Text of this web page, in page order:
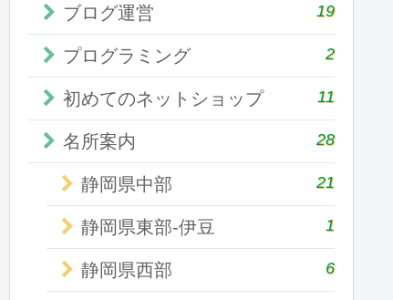
ブログ運営 19
プログラミング 2
初めてのネットショップ 11
名所案内 28
静岡県中部 21
静岡県東部-伊豆 1
静岡県西部 6